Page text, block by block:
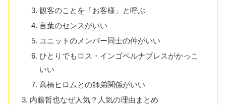
観客のことを「お客様」と呼ぶ
言葉のセンスがいい
ユニットのメンバー同士の仲がいい
ひとりでもロス・インゴベルナブレスがかっこ
いい
高橋ヒロムとの師弟関係がいい
内藤哲也なぜ人気？人気の理由まとめ